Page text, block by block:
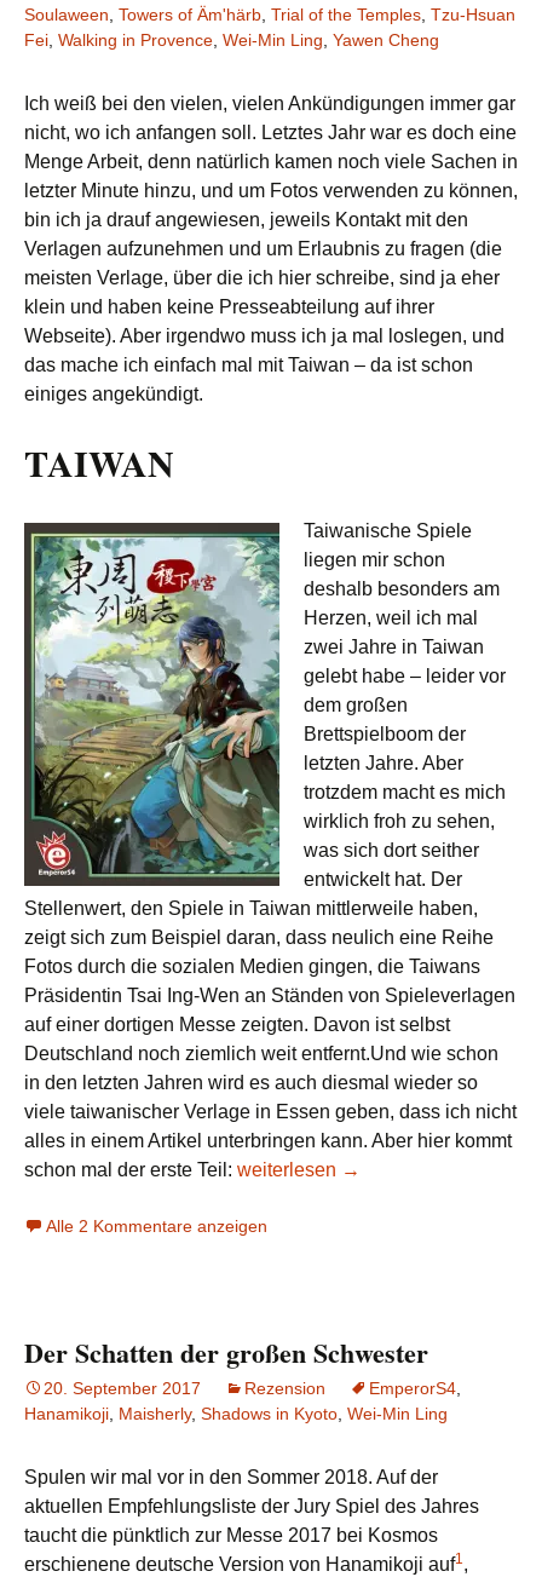
Soulaween Towers of Äm'härb Trial of the Temples Tzu-Hsuan
Fei Walking in Provence Wei-Min Ling Yawen Cheng
Ich weiß bei den vielen, vielen Ankündigungen immer gar
nicht, wo ich anfangen soll. Letztes Jahr war es doch eine
Menge Arbeit, denn natürlich kamen noch viele Sachen in
letzter Minute hinzu, und um Fotos verwenden zu können,
bin ich ja drauf angewiesen, jeweils Kontakt mit den
Verlagen aufzunehmen und um Erlaubnis zu fragen (die
meisten Verlage, über die ich hier schreibe, sind ja eher
klein und haben keine Presseabteilung auf ihrer
Webseite). Aber irgendwo muss ich ja mal loslegen, und
das mache ich einfach mal mit Taiwan – da ist schon
einiges angekündigt.
TAIWAN
Taiwanische Spiele
liegen mir schon
deshalb besonders am
Herzen, weil ich mal
zwei Jahre in Taiwan
gelebt habe – leider vor
dem großen
Brettspielboom der
letzten Jahre. Aber
trotzdem macht es mich
wirklich froh zu sehen,
was sich dort seither
entwickelt hat. Der
Stellenwert, den Spiele in Taiwan mittlerweile haben,
zeigt sich zum Beispiel daran, dass neulich eine Reihe
Fotos durch die sozialen Medien gingen, die Taiwans
Präsidentin Tsai Ing-Wen an Ständen von Spieleverlagen
auf einer dortigen Messe zeigten. Davon ist selbst
Deutschland noch ziemlich weit entfernt.Und wie schon
in den letzten Jahren wird es auch diesmal wieder so
viele taiwanischer Verlage in Essen geben, dass ich nicht
alles in einem Artikel unterbringen kann. Aber hier kommt
schon mal der erste Teil: Messevorschau 2019: Taiwan
weiterlesen →
Alle 2 Kommentare anzeigen
Der Schatten der großen Schwester
20. September 2017 Rezension EmperorS4
Hanamikoji Maisherly, Shadows in Kyoto Wei-Min Ling
Spulen wir mal vor in den Sommer 2018. Auf der
aktuellen Empfehlungsliste der Jury Spiel des Jahres
taucht die pünktlich zur Messe 2017 bei Kosmos
erschienene deutsche Version von Hanamikoji auf1,